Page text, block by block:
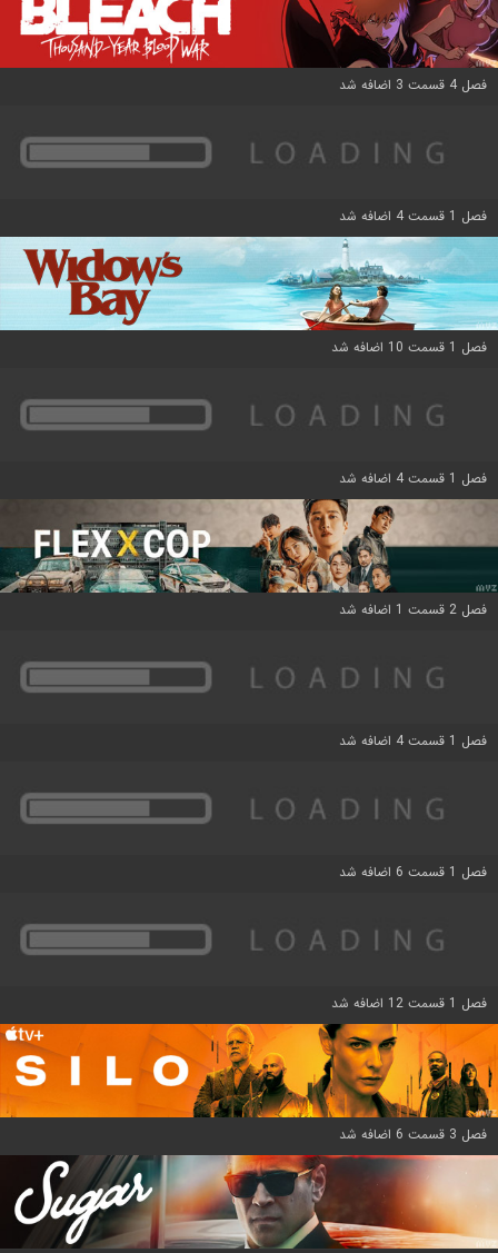
فصل 4 قسمت 3 اضافه شد
فصل 1 قسمت 4 اضافه شد
فصل 1 قسمت 10 اضافه شد
فصل 1 قسمت 4 اضافه شد
فصل 2 قسمت 1 اضافه شد
فصل 1 قسمت 4 اضافه شد
فصل 1 قسمت 6 اضافه شد
فصل 1 قسمت 12 اضافه شد
فصل 3 قسمت 6 اضافه شد